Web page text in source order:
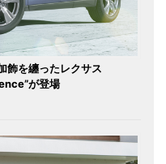
飾を纏ったレクサス
が登場